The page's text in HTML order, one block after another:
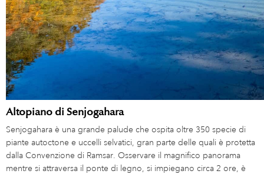
Altopiano di Senjogahara
Senjogahara è una grande palude che ospita oltre 350 specie di
piante autoctone e uccelli selvatici, gran parte delle quali è protetta
dalla Convenzione di Ramsar. Osservare il magnifico panorama
mentre si attraversa il ponte di legno, si impiegano circa 2 ore, è